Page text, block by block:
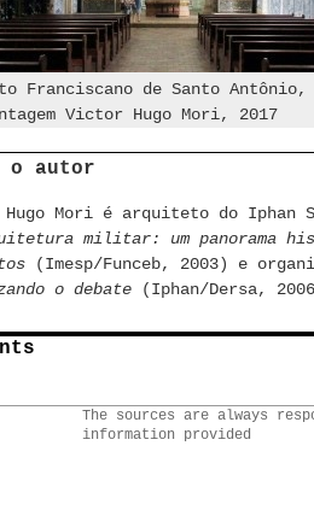
Franciscano de Santo Antônio,
Victor Hugo Mori, 2017
o autor
Mori é arquiteto do Iphan
militar: um panorama
(Imesp/Funceb, 2003) e
o debate (Iphan/Dersa,
The sources are always
information provided